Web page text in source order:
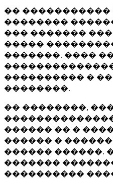
�� �����������
��������
��� �������
�����
�������. ����
���������� �
��������.
�� ��������,
������ �� �
������ �
������ ������.
�������
����������